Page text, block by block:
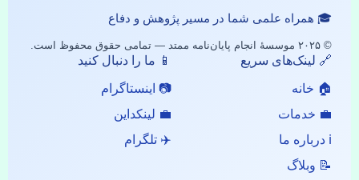
🎓 همراه علمی شما در مسیر پژوهش و دفاع
© ۲۰۲۵ موسسهٔ انجام پایان‌نامه ممتد — تمامی حقوق محفوظ است.
🔗 لینک‌های سریع
🏠 خانه
💼 خدمات
ℹ️ درباره ما
📝 وبلاگ
📱 ما را دنبال کنید
📷 اینستاگرام
💼 لینکداین
✈️ تلگرام